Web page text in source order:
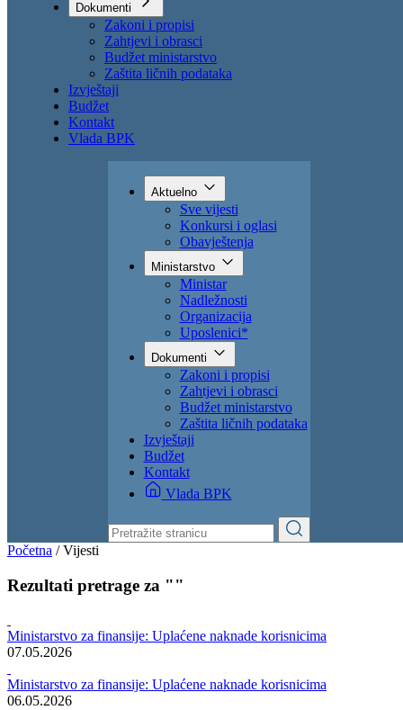
Dokumenti
Zakoni i propisi
Zahtjevi i obrasci
Budžet ministarstvo
Zaštita ličnih podataka
Izvještaji
Budžet
Kontakt
Vlada BPK
Aktuelno
Sve vijesti
Konkursi i oglasi
Obavještenja
Ministarstvo
Ministar
Nadležnosti
Organizacija
Uposlenici*
Dokumenti
Zakoni i propisi
Zahtjevi i obrasci
Budžet ministarstvo
Zaštita ličnih podataka
Izvještaji
Budžet
Kontakt
Vlada BPK
Početna /Vijesti
Rezultati pretrage za ""
Ministarstvo za finansije: Uplaćene naknade korisnicima
07.05.2026
Ministarstvo za finansije: Uplaćene naknade korisnicima
06.05.2026